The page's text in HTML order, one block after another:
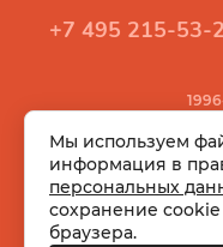
+7 495 215-53-
Мы используем
информация в
персональных
сохранение cookie
браузера.